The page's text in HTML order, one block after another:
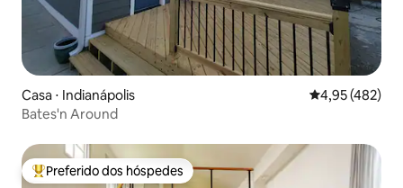
Casa ⋅ Indianápolis 4,95 de uma
4,95 (482)
Bates'n Around
Entre os melhores preferidos dos hóspedes
Preferido dos hóspedes